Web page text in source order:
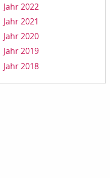
Jahr 2022
Jahr 2021
Jahr 2020
Jahr 2019
Jahr 2018